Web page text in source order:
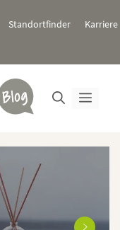
Standortfinder Karriere
Menü